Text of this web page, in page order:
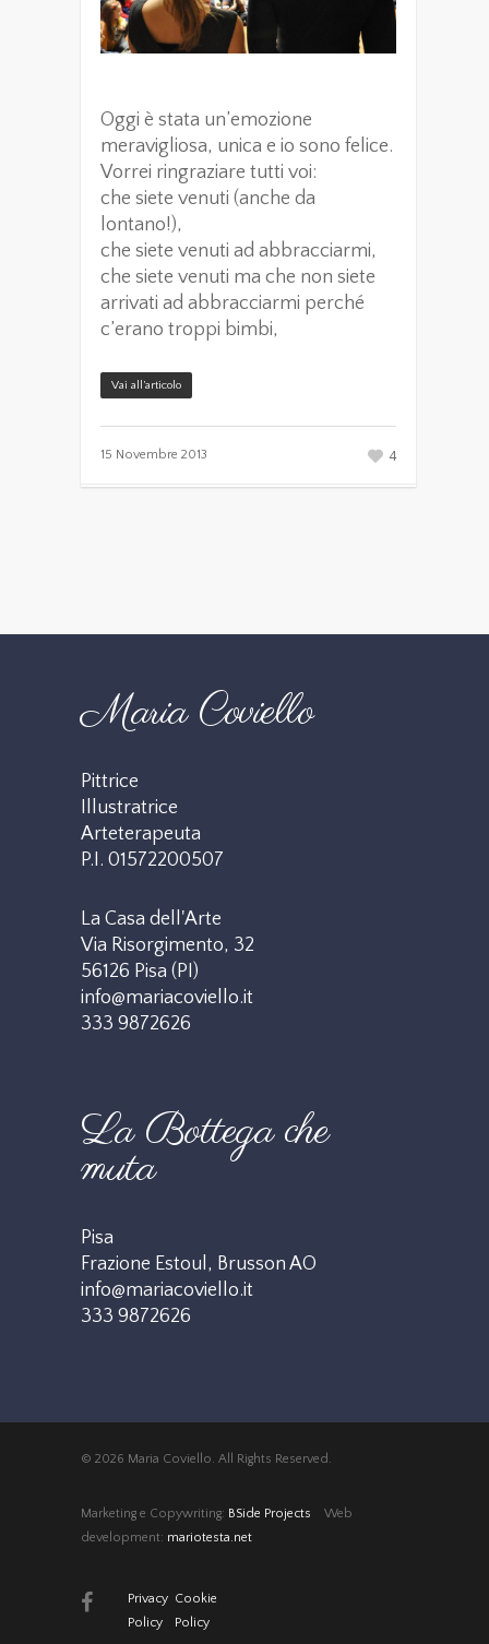
Oggi è stata un’emozione
meravigliosa, unica e io sono felice.
Vorrei ringraziare tutti voi:
che siete venuti (anche da
lontano!),
che siete venuti ad abbracciarmi,
che siete venuti ma che non siete
arrivati ad abbracciarmi perché
c’erano troppi bimbi,
Vai all’articolo
15 Novembre 2013 4
Maria Coviello
Pittrice
Illustratrice
Arteterapeuta
P.I. 01572200507
La Casa dell'Arte
Via Risorgimento, 32
56126 Pisa (PI)
info@mariacoviello.it
333 9872626
La Bottega che
muta
Pisa
Frazione Estoul, Brusson AO
info@mariacoviello.it
333 9872626
© 2026 Maria Coviello. All Rights Reserved.
Marketing e Copywriting: BSide Projects Web
development: mariotesta.net
Privacy
Policy
Cookie
Policy